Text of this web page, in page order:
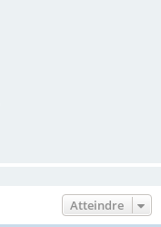
Atteindre